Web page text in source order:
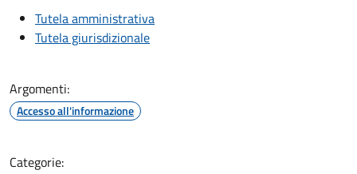
Tutela amministrativa
Tutela giurisdizionale
Argomenti:
Accesso all'informazione
Categorie: